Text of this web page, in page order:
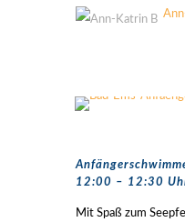
12:00 – 12:30
Mit Spaß zum